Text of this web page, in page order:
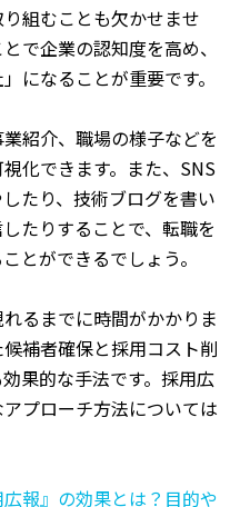
組むことも欠かせませ
で企業の認知度を高め、
になることが重要です。
紹介、職場の様子などを
化できます。また、SNS
たり、技術ブログを書い
たりすることで、転職を
とができるでしょう。
るまでに時間がかかりま
補者確保と採用コスト削
果的な手法です。採用広
プローチ方法については
広報』の効果とは？目的や